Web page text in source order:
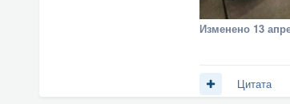
Изменено 13
Цитата